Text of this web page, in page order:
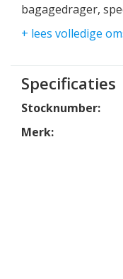
bagagedrager,
Enfield Super
ondersteuning
de veiligheid en het
+ lees volledige
Specificaties
Stocknumber:
Merk: